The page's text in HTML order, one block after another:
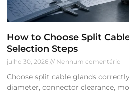
How to Choose Split
Selection Steps
julho 30, 2026 Nenhum comentário
Choose split cable glands
diameter, connector clearance,